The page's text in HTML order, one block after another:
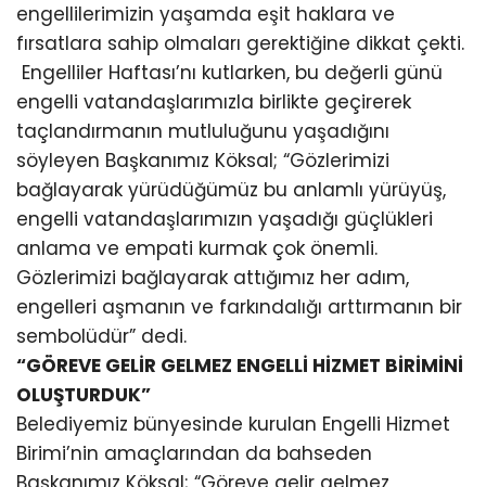
engellilerimizin yaşamda eşit haklara ve
fırsatlara sahip olmaları gerektiğine dikkat çekti.
Engelliler Haftası’nı kutlarken, bu değerli günü
engelli vatandaşlarımızla birlikte geçirerek
taçlandırmanın mutluluğunu yaşadığını
söyleyen Başkanımız Köksal; “Gözlerimizi
bağlayarak yürüdüğümüz bu anlamlı yürüyüş,
engelli vatandaşlarımızın yaşadığı güçlükleri
anlama ve empati kurmak çok önemli.
Gözlerimizi bağlayarak attığımız her adım,
engelleri aşmanın ve farkındalığı arttırmanın bir
sembolüdür” dedi.
“GÖREVE GELİR GELMEZ ENGELLİ HİZMET BİRİMİNİ
OLUŞTURDUK”
Belediyemiz bünyesinde kurulan Engelli Hizmet
Birimi’nin amaçlarından da bahseden